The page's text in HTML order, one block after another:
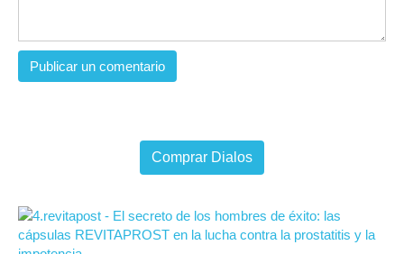
Comprar Dialos